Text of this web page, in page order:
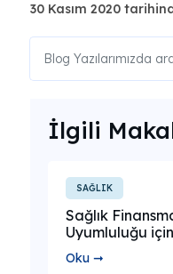
30 Kasım 2020
İlgili
SAĞLIK
Sağlık
Uyumluluğu
Oku ➞